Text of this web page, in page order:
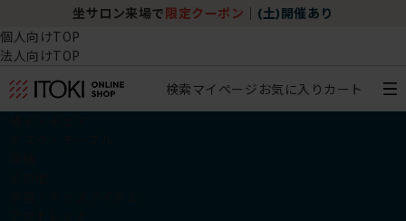
坐サロン来場で 限定クーポン (土)開催あり
個人向けTOP
法人向けTOP
検索マイページ お気に入り カート